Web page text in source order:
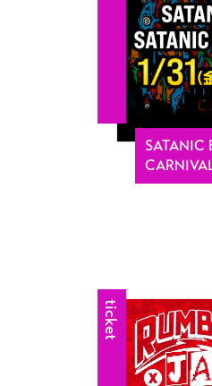
SATANIC
ticket